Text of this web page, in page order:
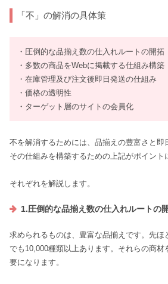
「不」の解消の具体策
・圧倒的な品揃え数の仕入れルートの開拓
・多数の商品をWebに掲載する仕組み構築
・在庫管理及び注文後即日発送の仕組み
・価格の透明性
・ターゲット層のサイトの会員化
不を解消するためには、品揃えの豊富さと即
その仕組みを構築するための上記がポイント
それぞれを解説します。
1.圧倒的な品揃え数の仕入れルートの
求められるものは、豊富な品揃えです。先ほ
でも10,000種類以上あります。それらの商材
要になります。